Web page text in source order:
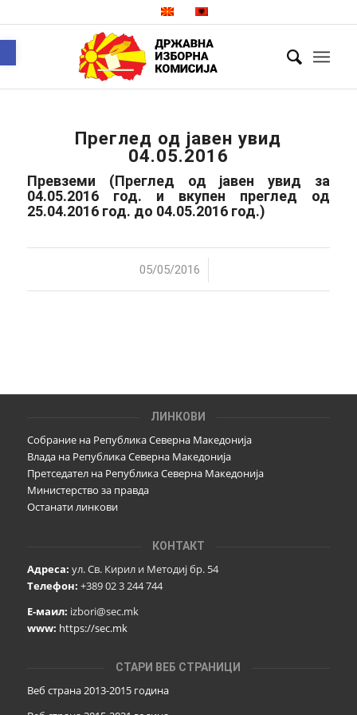
Преглед од јавен увид
04.05.2016
Превземи (Преглед од јавен увид за
04.05.2016 год. и вкупен преглед од
25.04.2016 год. до 04.05.2016 год.)
05/05/2016
/
ЛИНКОВИ
Собрание на Република Северна Македонија
Влада на Република Северна Македонија
Претседател на Република Северна Македонија
Министерство за правда
Останати линкови
КОНТАКТ
Адреса: ул. Св. Кирил и Методиј бр. 54
Телефон: +389 02 3 244 744
Е-маил: izbori@sec.mk
www: https://sec.mk
СТАРИ ВЕБ СТРАНИЦИ
Веб страна 2013-2015 година
Open toolbar